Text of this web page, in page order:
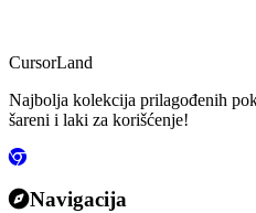
CursorLand
Najbolja kolekcija prilagođenih
šareni i laki za korišćenje!
Navigacija